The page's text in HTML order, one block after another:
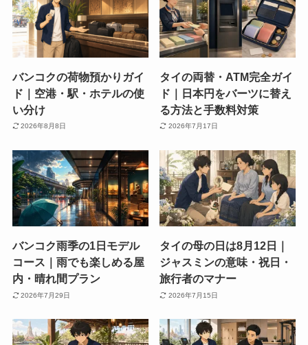
バンコクの荷物預かりガイ
ド｜空港・駅・ホテルの使
い分け
2026年8月8日
タイの両替・ATM完全ガイ
ド｜日本円をバーツに替え
る方法と手数料対策
2026年7月17日
バンコク雨季の1日モデル
コース｜雨でも楽しめる屋
内・晴れ間プラン
2026年7月29日
タイの母の日は8月12日｜
ジャスミンの意味・祝日・
旅行者のマナー
2026年7月15日